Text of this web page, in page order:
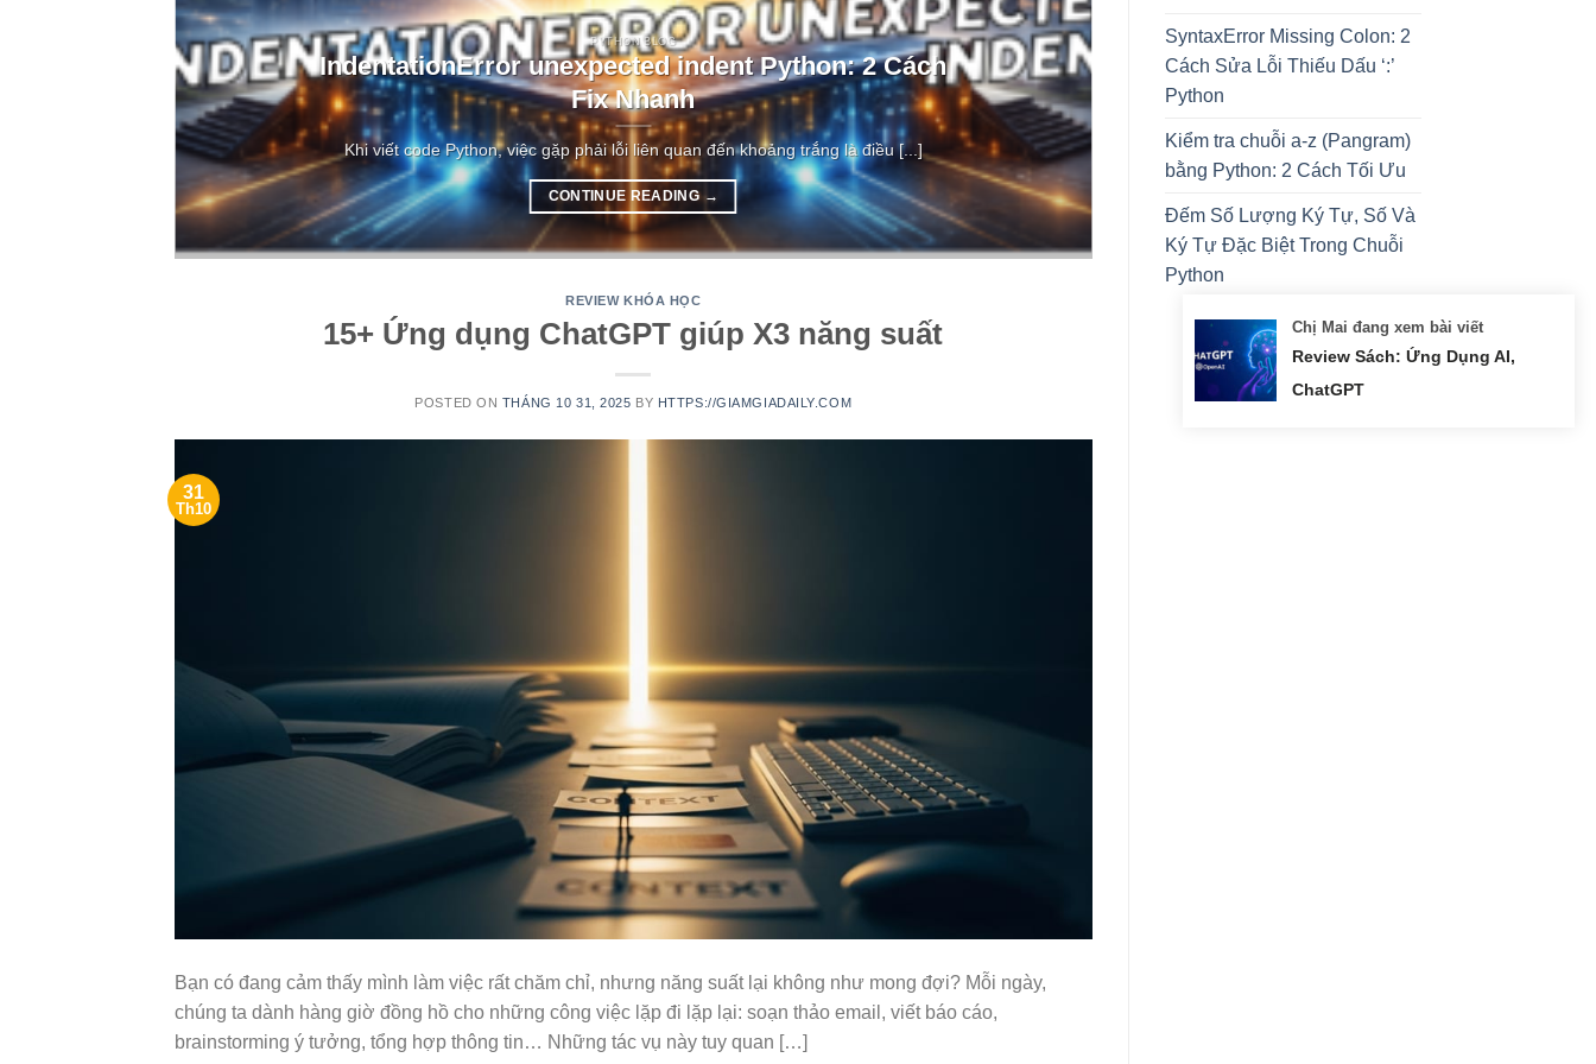
PYTHON BLOG
IndentationError unexpected indent Python: 2 Cách
Fix Nhanh
Khi viết code Python, việc gặp phải lỗi liên quan đến khoảng trắng là điều [...]
CONTINUE READING→
REVIEW KHÓA HỌC
15+ Ứng dụng ChatGPT giúp X3 năng suất
POSTED ON THÁNG 10 31, 2025 BY HTTPS://GIAMGIADAILY.COM
31
Th10
Bạn có đang cảm thấy mình làm việc rất chăm chỉ, nhưng năng suất lại không như mong đợi? Mỗi ngày,
chúng ta dành hàng giờ đồng hồ cho những công việc lặp đi lặp lại: soạn thảo email, viết báo cáo,
brainstorming ý tưởng, tổng hợp thông tin… Những tác vụ này tuy quan […]
SyntaxError Missing Colon: 2
Cách Sửa Lỗi Thiếu Dấu ‘:’
Python
Kiểm tra chuỗi a-z (Pangram)
bằng Python: 2 Cách Tối Ưu
Đếm Số Lượng Ký Tự, Số Và
Ký Tự Đặc Biệt Trong Chuỗi
Python
Chị Mai đang xem bài viết
Review Sách: Ứng Dụng AI,
ChatGPT